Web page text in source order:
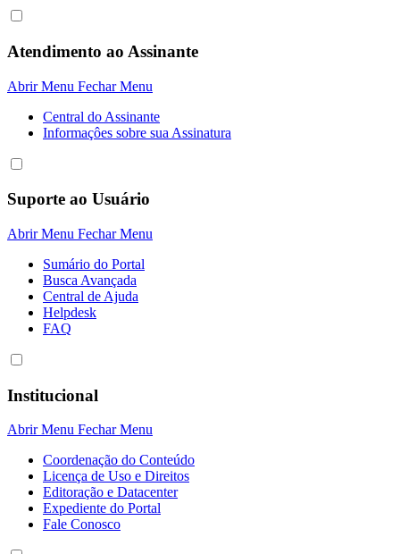
Atendimento ao Assinante
Abrir Menu Fechar Menu
Central do Assinante
Informaçôes sobre sua Assinatura
Suporte ao Usuário
Abrir Menu Fechar Menu
Sumário do Portal
Busca Avançada
Central de Ajuda
Helpdesk
FAQ
Institucional
Abrir Menu Fechar Menu
Coordenação do Conteúdo
Licença de Uso e Direitos
Editoração e Datacenter
Expediente do Portal
Fale Conosco